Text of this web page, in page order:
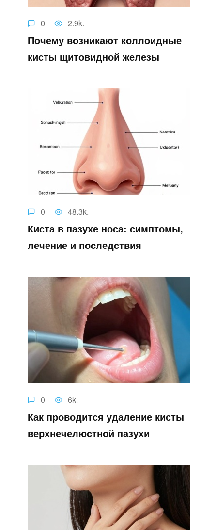
0 2.9k.
Почему возникают коллоидные
кисты щитовидной железы
0 48.3k.
Киста в пазухе носа: симптомы,
лечение и последствия
0 6k.
Как проводится удаление кисты
верхнечелюстной пазухи